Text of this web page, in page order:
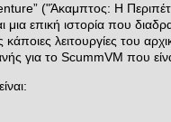
("Άκαμπτος: Η
επική ιστορία που
λειτουργίες του
για το ScummVM που είναι